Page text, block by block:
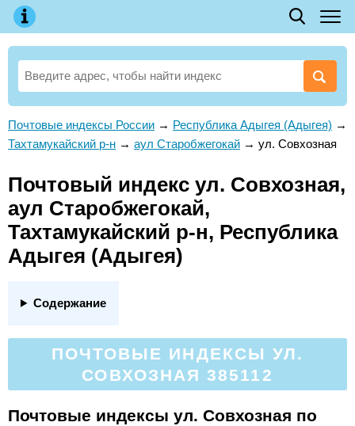
Почтовые индексы России → Республика Адыгея (Адыгея) →
Тахтамукайский р-н → аул Старобжегокай → ул. Совхозная
Почтовый индекс ул. Совхозная,
аул Старобжегокай,
Тахтамукайский р-н, Республика
Адыгея (Адыгея)
Содержание
ПОЧТОВЫЕ ИНДЕКСЫ УЛ.
СОВХОЗНАЯ 385112
Почтовые индексы ул. Совхозная по